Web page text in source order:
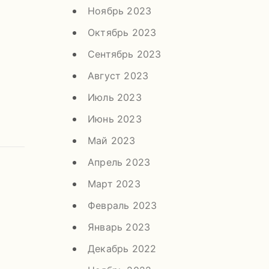
Ноябрь 2023
Октябрь 2023
Сентябрь 2023
Август 2023
Июль 2023
Июнь 2023
Май 2023
Апрель 2023
Март 2023
Февраль 2023
Январь 2023
Декабрь 2022